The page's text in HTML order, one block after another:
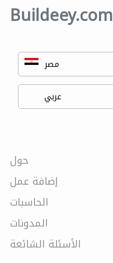
Buildeey.com
حول
إضافة عمل
الحاسبات
المدونات
الأسئلة الشائعة